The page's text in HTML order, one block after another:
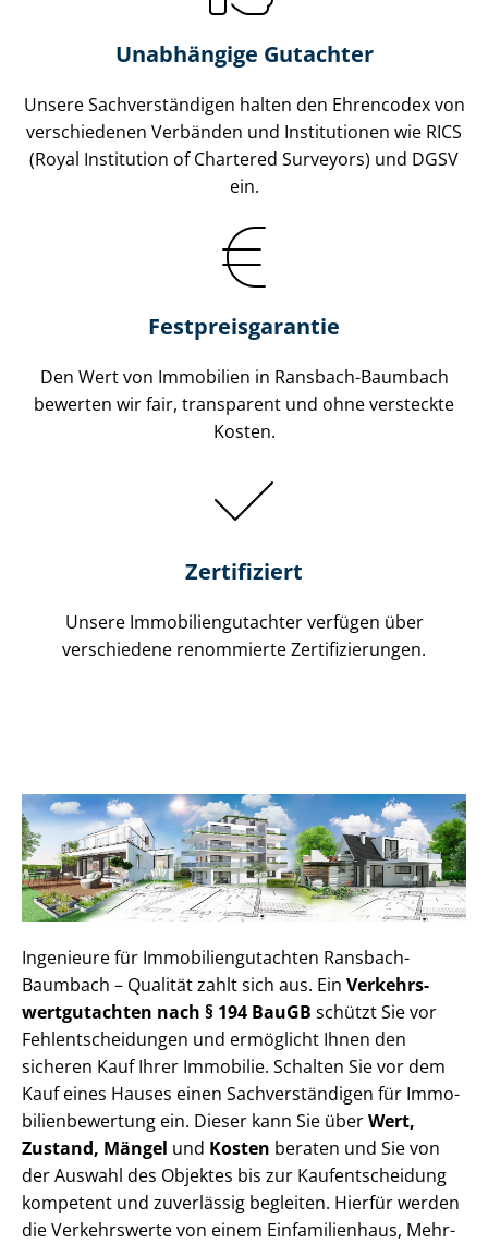
Unabhängige Gutachter
Unsere Sach­ver­stän­di­gen halten den Ehrencodex von
verschiedenen Verbänden und Institutionen wie RICS
(Royal Institution of Chartered Surveyors) und DGSV
ein.
Festpreis​garantie
Den Wert von Immobilien in Ransbach-Baumbach
bewerten wir fair, transparent und ohne versteckte
Kosten.
Zertifiziert
Unsere Immobilien­gutachter verfügen über
verschiedene renommierte Zer­ti­fi­zie­run­gen.
Ingenieure für Im­mo­bi­li­en­gut­ach­ten Ransbach-
Baumbach – Qualität zahlt sich aus. Ein Ver­kehrs­
wert­gut­ach­ten nach § 194 BauGB schützt Sie vor
Fehl­ent­schei­dun­gen und ermöglicht Ihnen den
sicheren Kauf Ihrer Immobilie. Schalten Sie vor dem
Kauf eines Hauses einen Sach­ver­stän­di­gen für Im­mo­
bi­li­en­be­wer­tung ein. Dieser kann Sie überWert,
Zustand, Mängel und Kosten beraten und Sie von
der Auswahl des Objektes bis zur Kauf­ent­schei­dung
kompetent und zuverlässig begleiten. Hierfür werden
die Verkehrswerte von einem Einfamilienhaus, Mehr­